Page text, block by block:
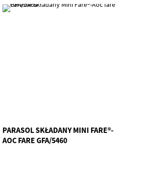
PARASOL SKŁADANY MINI FARE®-
AOC FARE GFA/5460